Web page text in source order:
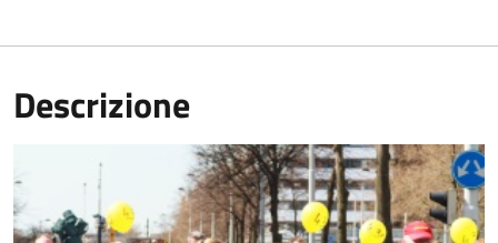
Descrizione